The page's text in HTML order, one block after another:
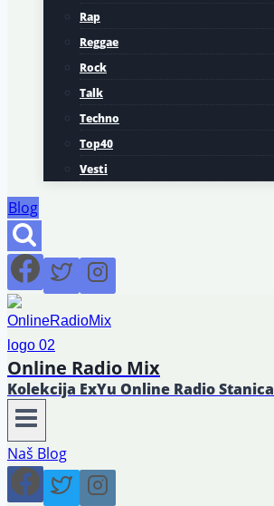
Rap
Reggae
Rock
Talk
Techno
Top40
Vesti
Blog
Online Radio Mix
Kolekcija ExYu Online Radio Stanica
Naš Blog